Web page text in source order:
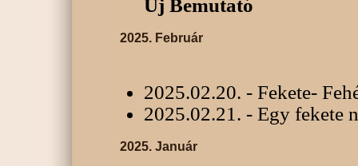
Új Bemutató
2025. Február
2025.02.20. - Fekete-
2025.02.21. - Egy fekete
2025. Január